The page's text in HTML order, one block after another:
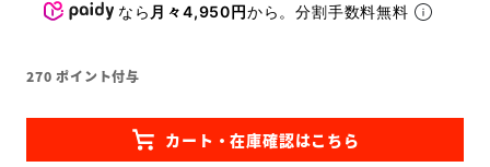
なら 月々4,950円から。分割手数料無料
270 ポイント付与